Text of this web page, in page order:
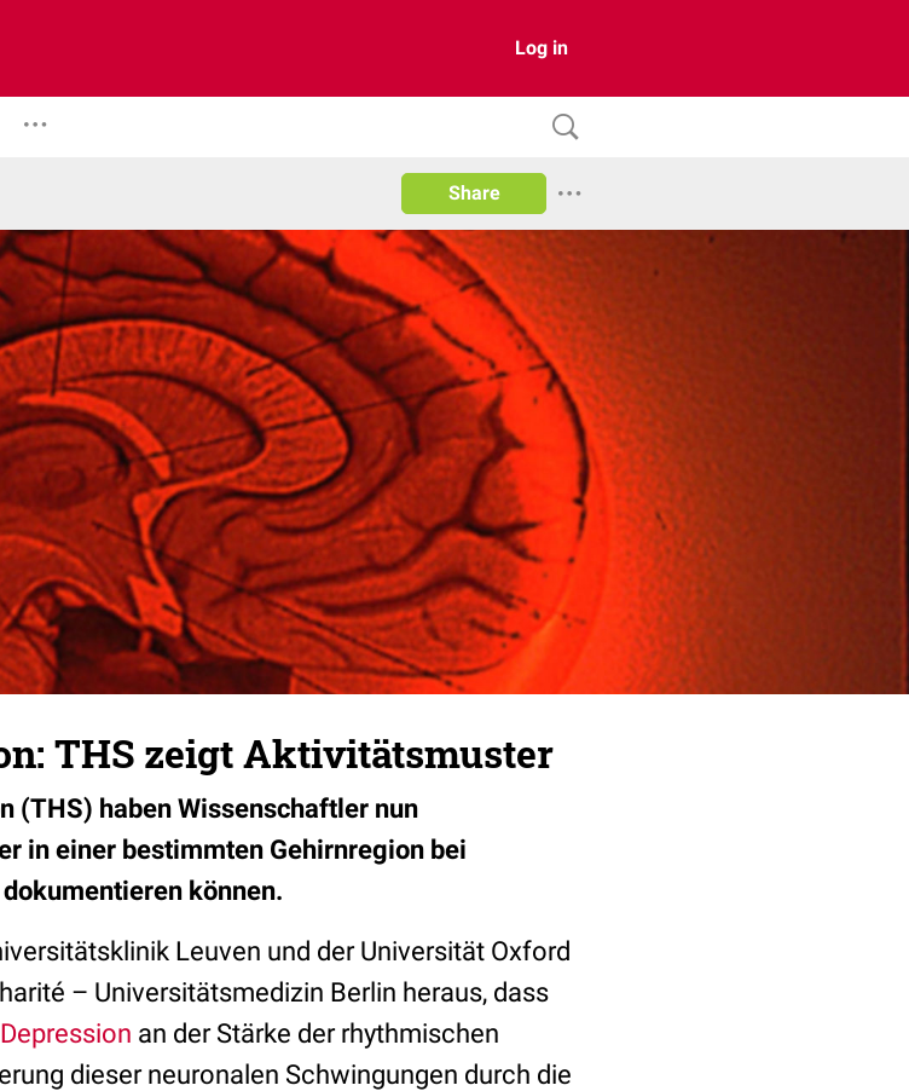
Log in
Share
THS zeigt Aktivitätsmuster
haben Wissenschaftler nun
in einer bestimmten Gehirnregion bei
können.
Leuven und der Universität Oxford
– Universitätsmedizin Berlin heraus, dass
Depression an der Stärke der rhythmischen
dieser neuronalen Schwingungen durch die